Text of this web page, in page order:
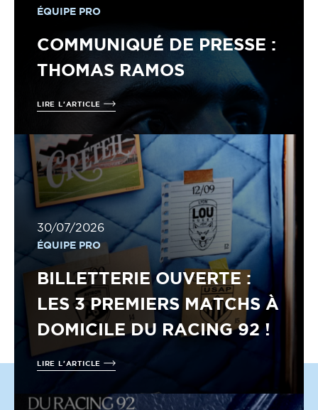
ÉQUIPE PRO
COMMUNIQUÉ DE PRESSE :
THOMAS RAMOS
LIRE L'ARTICLE
30/07/2026
ÉQUIPE PRO
BILLETTERIE OUVERTE :
LES 3 PREMIERS MATCHS À
DOMICILE DU RACING 92 !
LIRE L'ARTICLE